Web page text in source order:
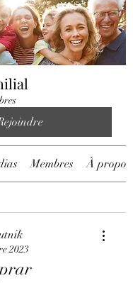
Membres À propos
2023